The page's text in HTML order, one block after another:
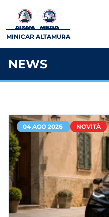
MINICAR ALTAMURA
NEWS
04 AGO 2026 NOVITÀ